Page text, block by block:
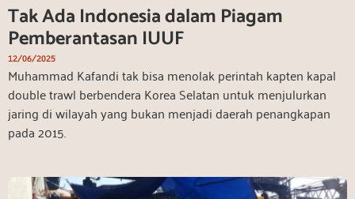
Tak Ada Indonesia dalam Piagam
Pemberantasan IUUF
12/06/2025
Muhammad Kafandi tak bisa menolak perintah kapten kapal
double trawl berbendera Korea Selatan untuk menjulurkan
jaring di wilayah yang bukan menjadi daerah penangkapan
pada 2015.